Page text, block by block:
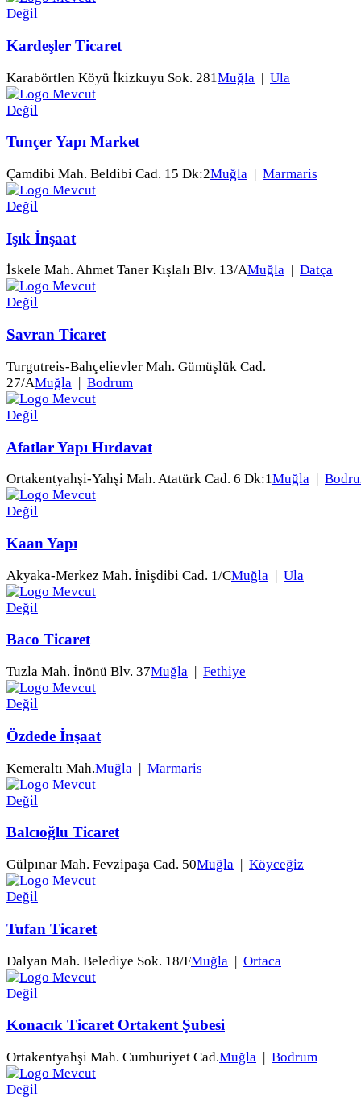
Kardeşler Ticaret
Karabörtlen Köyü İkizkuyu Sok. 281Muğla | Ula
Tunçer Yapı Market
Çamdibi Mah. Beldibi Cad. 15 Dk:2Muğla | Marmaris
Işık İnşaat
İskele Mah. Ahmet Taner Kışlalı Blv. 13/AMuğla Datça
Savran Ticaret
Turgutreis-Bahçelievler Mah. Gümüşlük Cad.
27/AMuğla | Bodrum
Afatlar Yapı Hırdavat
Ortakentyahşi-Yahşi Mah. Atatürk Cad. 6 Dk:1Muğla
Kaan Yapı
Akyaka-Merkez Mah. İnişdibi Cad. 1/CMuğla | Ula
Baco Ticaret
Tuzla Mah. İnönü Blv. 37Muğla Fethiye
Özdede İnşaat
Kemeraltı Mah.Muğla | Marmaris
Balcıoğlu Ticaret
Gülpınar Mah. Fevzipaşa Cad. 50Muğla | Köyceğiz
Tufan Ticaret
Dalyan Mah. Belediye Sok. 18/FMuğla | Ortaca
Konacık Ticaret Ortakent Şubesi
Ortakentyahşi Mah. Cumhuriyet Cad.Muğla | Bodrum